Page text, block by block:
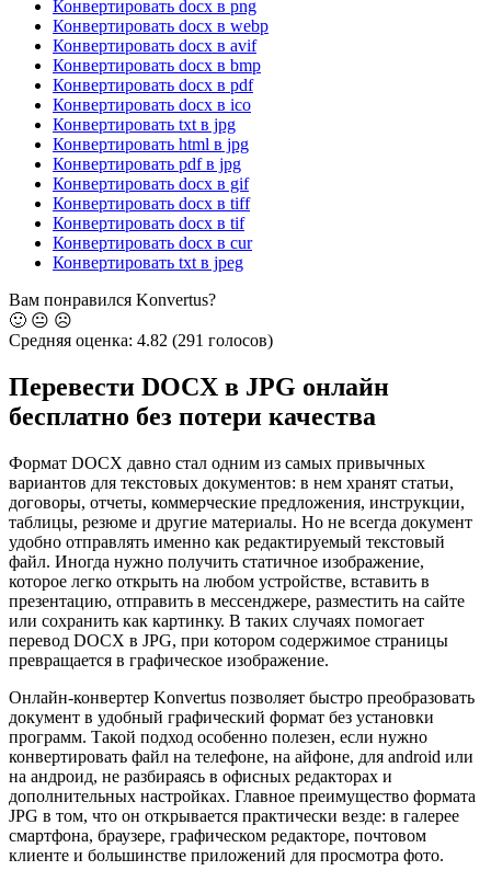
Конвертировать docx в png
Конвертировать docx в webp
Конвертировать docx в avif
Конвертировать docx в bmp
Конвертировать docx в pdf
Конвертировать docx в ico
Конвертировать txt в jpg
Конвертировать html в jpg
Конвертировать pdf в jpg
Конвертировать docx в gif
Конвертировать docx в tiff
Конвертировать docx в tif
Конвертировать docx в cur
Конвертировать txt в jpeg
Вам понравился Konvertus?
🙂 😐 ☹️
Средняя оценка: 4.82 (291 голосов)
Перевести DOCX в JPG онлайн
бесплатно без потери качества
Формат DOCX давно стал одним из самых привычных
вариантов для текстовых документов: в нем хранят статьи,
договоры, отчеты, коммерческие предложения, инструкции,
таблицы, резюме и другие материалы. Но не всегда документ
удобно отправлять именно как редактируемый текстовый
файл. Иногда нужно получить статичное изображение,
которое легко открыть на любом устройстве, вставить в
презентацию, отправить в мессенджере, разместить на сайте
или сохранить как картинку. В таких случаях помогает
перевод DOCX в JPG, при котором содержимое страницы
превращается в графическое изображение.
Онлайн-конвертер Konvertus позволяет быстро преобразовать
документ в удобный графический формат без установки
программ. Такой подход особенно полезен, если нужно
конвертировать файл на телефоне, на айфоне, для android или
на андроид, не разбираясь в офисных редакторах и
дополнительных настройках. Главное преимущество формата
JPG в том, что он открывается практически везде: в галерее
смартфона, браузере, графическом редакторе, почтовом
клиенте и большинстве приложений для просмотра фото.